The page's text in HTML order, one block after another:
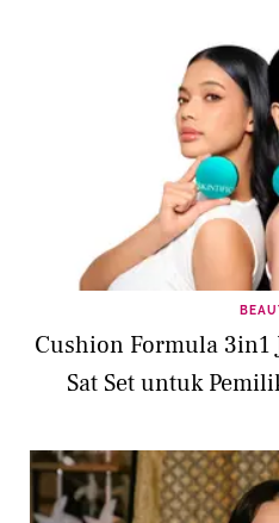
Cushion Formula 3in1
Sat Set untuk